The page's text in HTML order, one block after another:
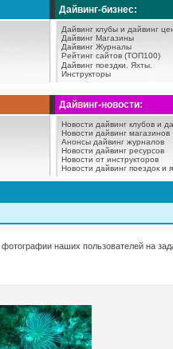
Дайвинг-бизнес:
Дайвинг клубы и дайвинг
Дайвинг Магазины
Дайвинг Журналы
Рейтинг сайтов (ТОП100)
Дайвинг поездки.
Яхты.
Инструкторы
Дайвинг-новости:
Новости дайвинг клубов и
Новости дайвинг магазинов
Анонсы дайвинг журналов
Новости дайвинг ресурсов
Новости от инструкторов
Новости дайвинг поездок и
наших пользователей на